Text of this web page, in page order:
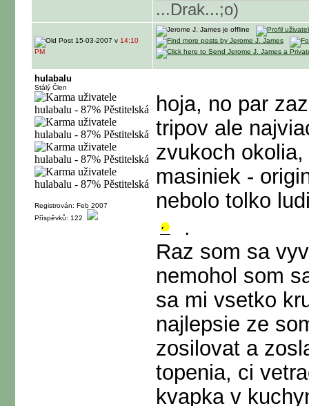
...Drak...;o)
15-03-2007 v 14:10
PM
hulabalu
Stálý Člen
Registrován: Feb 2007
Příspěvků: 122
hoja, no par
tripov ale
zvukoch
masiniek -
nebolo tolko
.
Raz som sa
nemohol som
sa mi vsetko
najlepsie ze
zosilovat a
topenia, ci
kvapka v